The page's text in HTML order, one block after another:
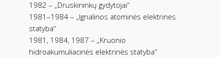
1982 – „Druskininkų gydytojai“
1981–1984 – „Ignalinos atominės elektrinės
statyba“
1981, 1984, 1987 – „Kruonio
hidroakumuliacinės elektrinės statyba“